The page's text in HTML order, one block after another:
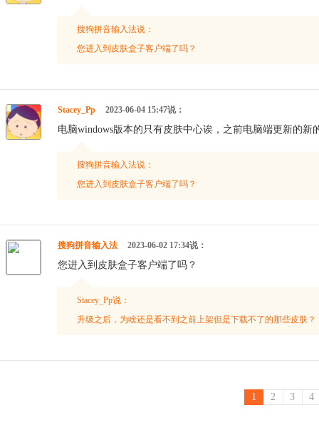
搜狗拼音输入法说：
您进入到皮肤盒子客户端了吗？
Stacey_Pp 2023-06-04 15:47说：
电脑windows版本的只有皮肤中心诶，之前电脑端更新的新
搜狗拼音输入法说：
您进入到皮肤盒子客户端了吗？
搜狗拼音输入法 2023-06-02 17:34说：
您进入到皮肤盒子客户端了吗？
Stacey_Pp说：
升级之后，为啥还是看不到之前上架但是下载不了的那些皮肤？
1 2 3 4